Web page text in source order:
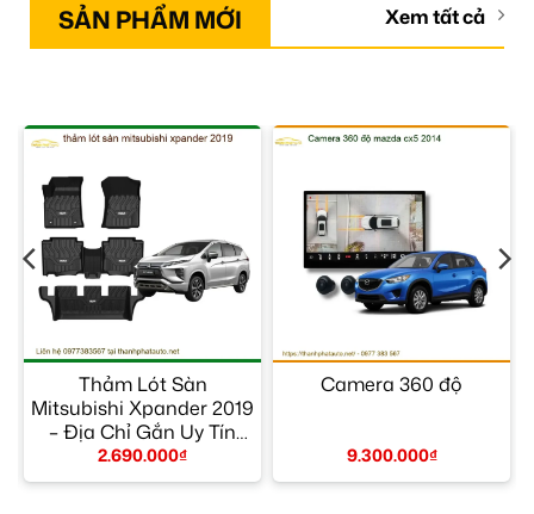
SẢN PHẨM MỚI Xem tất cả
Thảm Lót Sàn
Mitsubishi Xpander 2019
– Địa Chỉ Gắn Uy Tín
TPHCM
2.690.000₫
Camera 360 độ
9.300.000₫